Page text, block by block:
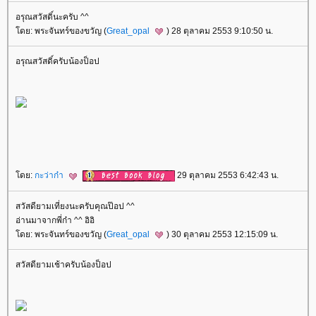
อรุณสวัสดิ์นะครับ ^^
ดย: พระจันทร์ของขวัญ (Great_opal ) 28 ตุลาคม 2553 9:10:50 น.
อรุณสวัสดิ์ครับน้องป็อป
ดย: กะว่าก๋า 29 ตุลาคม 2553 6:42:43 น.
สวัสดียามเที่ยงนะครับคุณป๊อป ^^
อ่านมาจากพี่ก๋า ^^ อิอิ
ดย: พระจันทร์ของขวัญ (Great_opal ) 30 ตุลาคม 2553 12:15:09 น.
สวัสดียามเช้าครับน้องป็อป